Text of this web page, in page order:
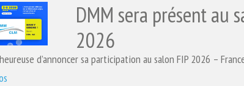
DMM sera présent au
2026
d’annoncer sa participation au salon FIP 2026 –